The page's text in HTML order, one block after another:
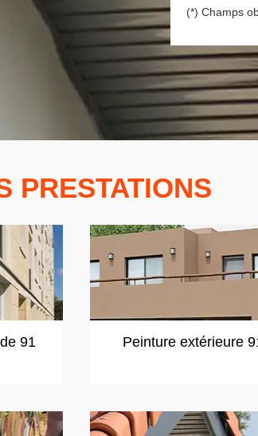
(*) Champs
PRESTATIONS
91 Peinture extérieure